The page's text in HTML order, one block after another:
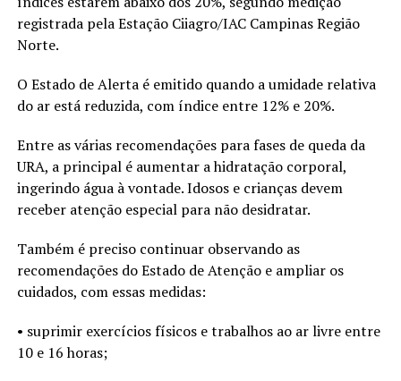
registrada pela Estação Ciiagro/IAC Campinas Região
Norte.
O Estado de Alerta é emitido quando a umidade relativa
do ar está reduzida, com índice entre 12% e 20%.
Entre as várias recomendações para fases de queda da
URA, a principal é aumentar a hidratação corporal,
ingerindo água à vontade. Idosos e crianças devem
receber atenção especial para não desidratar.
Também é preciso continuar observando as
recomendações do Estado de Atenção e ampliar os
cuidados, com essas medidas:
• suprimir exercícios físicos e trabalhos ao ar livre entre
10 e 16 horas;